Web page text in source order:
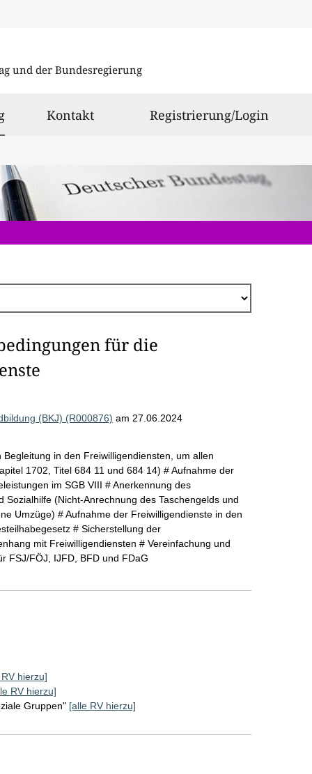
und der Bundesregierung
ausgewählt
Kontakt Registrierung/Login
für die
(BKJ) (R000876) am 27.06.2024
in den Freiwilligendiensten, um allen
1702, Titel 684 11 und 684 14) # Aufnahme der
im SGB VIII # Anerkennung des
(Nicht-Anrechnung des Taschengelds und
Umzüge) # Aufnahme der Freiwilligendienste in den
# Sicherstellung der
mit Freiwilligendiensten # Vereinfachung und
FSJ/FÖJ, IJFD, BFD und FDaG
hierzu]
RV hierzu]
Gruppen" [alle RV hierzu]